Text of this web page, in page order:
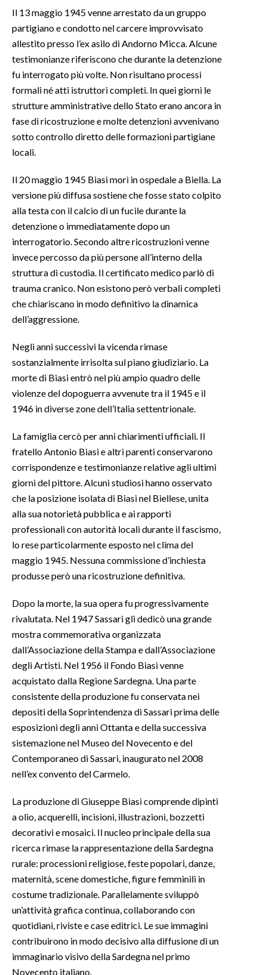
Il 13 maggio 1945 venne arrestato da un gruppo
partigiano e condotto nel carcere improvvisato
allestito presso l’ex asilo di Andorno Micca. Alcune
testimonianze riferiscono che durante la detenzione
fu interrogato più volte. Non risultano processi
formali né atti istruttori completi. In quei giorni le
strutture amministrative dello Stato erano ancora in
fase di ricostruzione e molte detenzioni avvenivano
sotto controllo diretto delle formazioni partigiane
locali.
Il 20 maggio 1945 Biasi morì in ospedale a Biella. La
versione più diffusa sostiene che fosse stato colpito
alla testa con il calcio di un fucile durante la
detenzione o immediatamente dopo un
interrogatorio. Secondo altre ricostruzioni venne
invece percosso da più persone all’interno della
struttura di custodia. Il certificato medico parlò di
trauma cranico. Non esistono però verbali completi
che chiariscano in modo definitivo la dinamica
dell’aggressione.
Negli anni successivi la vicenda rimase
sostanzialmente irrisolta sul piano giudiziario. La
morte di Biasi entrò nel più ampio quadro delle
violenze del dopoguerra avvenute tra il 1945 e il
1946 in diverse zone dell’Italia settentrionale.
La famiglia cercò per anni chiarimenti ufficiali. Il
fratello Antonio Biasi e altri parenti conservarono
corrispondenze e testimonianze relative agli ultimi
giorni del pittore. Alcuni studiosi hanno osservato
che la posizione isolata di Biasi nel Biellese, unita
alla sua notorietà pubblica e ai rapporti
professionali con autorità locali durante il fascismo,
lo rese particolarmente esposto nel clima del
maggio 1945. Nessuna commissione d’inchiesta
produsse però una ricostruzione definitiva.
Dopo la morte, la sua opera fu progressivamente
rivalutata. Nel 1947 Sassari gli dedicò una grande
mostra commemorativa organizzata
dall’Associazione della Stampa e dall’Associazione
degli Artisti. Nel 1956 il Fondo Biasi venne
acquistato dalla Regione Sardegna. Una parte
consistente della produzione fu conservata nei
depositi della Soprintendenza di Sassari prima delle
esposizioni degli anni Ottanta e della successiva
sistemazione nel Museo del Novecento e del
Contemporaneo di Sassari, inaugurato nel 2008
nell’ex convento del Carmelo.
La produzione di Giuseppe Biasi comprende dipinti
a olio, acquerelli, incisioni, illustrazioni, bozzetti
decorativi e mosaici. Il nucleo principale della sua
ricerca rimase la rappresentazione della Sardegna
rurale: processioni religiose, feste popolari, danze,
maternità, scene domestiche, figure femminili in
costume tradizionale. Parallelamente sviluppò
un’attività grafica continua, collaborando con
quotidiani, riviste e case editrici. Le sue immagini
contribuirono in modo decisivo alla diffusione di un
immaginario visivo della Sardegna nel primo
Novecento italiano.